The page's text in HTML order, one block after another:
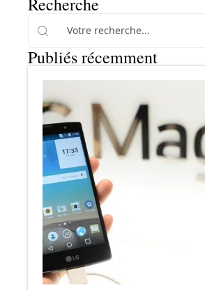
Publiés récemment